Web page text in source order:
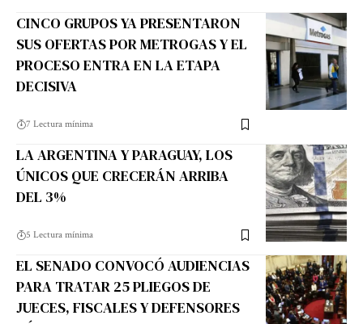
CINCO GRUPOS YA PRESENTARON
SUS OFERTAS POR METROGAS Y EL
PROCESO ENTRA EN LA ETAPA
DECISIVA
7 Lectura mínima
LA ARGENTINA Y PARAGUAY, LOS
ÚNICOS QUE CRECERÁN ARRIBA
DEL 3%
5 Lectura mínima
EL SENADO CONVOCÓ AUDIENCIAS
PARA TRATAR 25 PLIEGOS DE
JUECES, FISCALES Y DEFENSORES